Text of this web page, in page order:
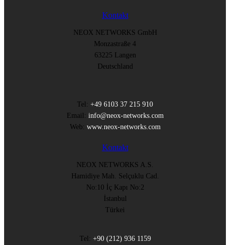
Kontakt
NEOX NETWORKS GmbH
Monzastraße 4
63225 Langen
Deutschland
Tel: +49 6103 37 215 910
Email: info@neox-networks.com
Web: www.neox-networks.com
Kontakt
NEOX NETWORKS A.S.
Hamidiye Mah. Selçuklu Cad.
No:10 İç Kapı No:2
İstanbul
Türkei
Tel: +90 (212) 936 1159